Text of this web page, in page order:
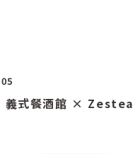
式餐酒館 × Zestea